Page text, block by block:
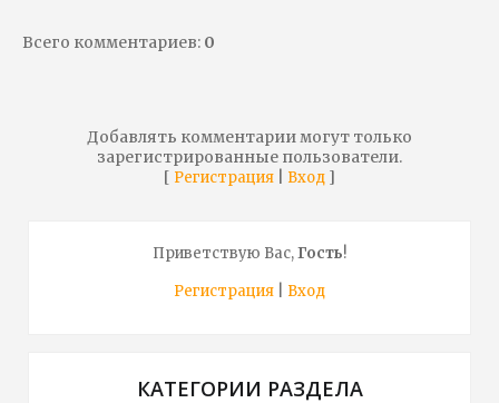
Всего комментариев: 0
Добавлять комментарии могут только
зарегистрированные пользователи.
[ Регистрация Вход ]
Приветствую Вас,Гость!
Регистрация
Вход
КАТЕГОРИИ РАЗДЕЛА